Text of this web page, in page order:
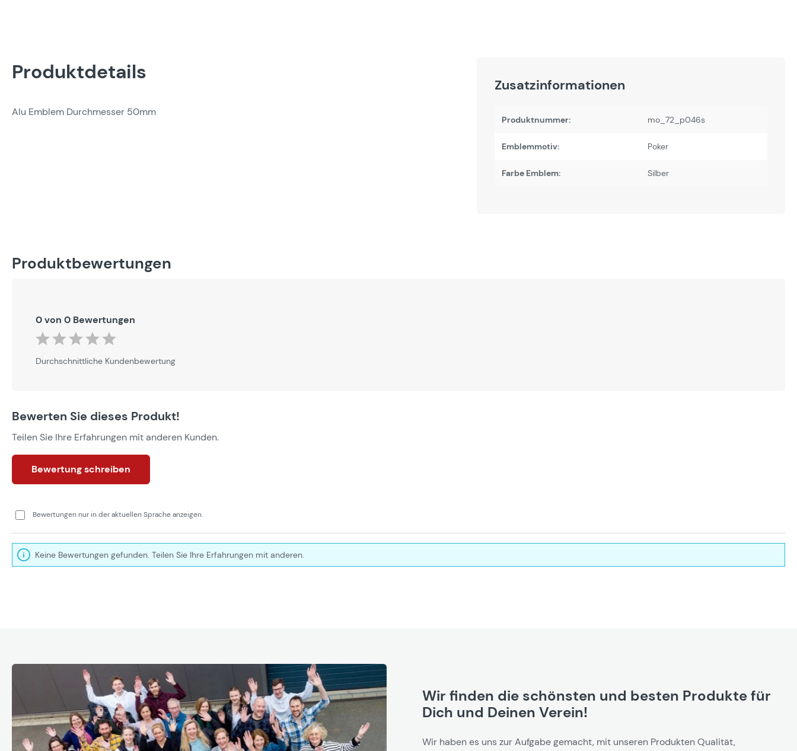
Produktdetails
Alu Emblem Durchmesser 50mm
Zusatzinformationen
Produktnummer: mo_72_p046s
Emblemmotiv: Poker
Farbe Emblem: Silber
Produktbewertungen
0 von 0 Bewertungen
Durchschnittliche Bewertung von 0 von 5 Sternen
Durchschnittliche Kundenbewertung
Bewerten Sie dieses Produkt!
Teilen Sie Ihre Erfahrungen mit anderen Kunden.
Bewertung schreiben
Bewertungen nur in der aktuellen Sprache anzeigen.
Keine Bewertungen gefunden. Teilen Sie Ihre Erfahrungen mit anderen.
Wir finden die schönsten und besten Produkte für
Dich und Deinen Verein!
Wir haben es uns zur Aufgabe gemacht, mit unseren Produkten Qualität,